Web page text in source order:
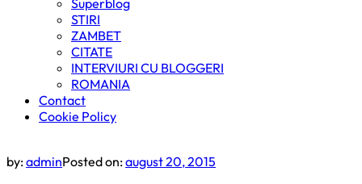
Superblog
STIRI
ZAMBET
CITATE
INTERVIURI CU BLOGGERI
ROMANIA
Contact
Cookie Policy
by:adminPosted on:august 20, 2015